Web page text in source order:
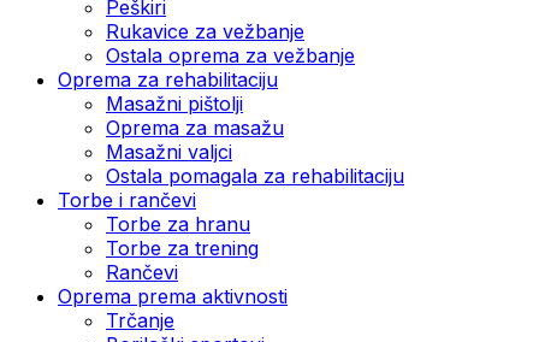
Peškiri
Rukavice za vežbanje
Ostala oprema za vežbanje
Oprema za rehabilitaciju
Masažni pištolji
Oprema za masažu
Masažni valjci
Ostala pomagala za rehabilitaciju
Torbe i rančevi
Torbe za hranu
Torbe za trening
Rančevi
Oprema prema aktivnosti
Trčanje